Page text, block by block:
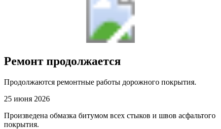
Ремонт продолжается
Продолжаются ремонтные работы дорожного покрытия.
25 июня 2026
Произведена обмазка битумом всех стыков и швов асфальтого
покрытия.